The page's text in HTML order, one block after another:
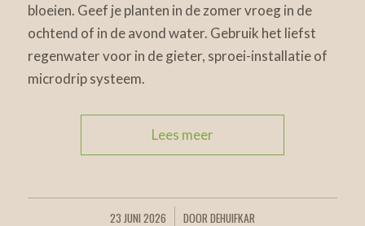
bloeien. Geef je planten in de zomer vroeg in de
ochtend of in de avond water. Gebruik het liefst
regenwater voor in de gieter, sproei-installatie of
microdrip systeem.
Lees meer
23 JUNI 2026
/ DOOR DEHUIFKAR